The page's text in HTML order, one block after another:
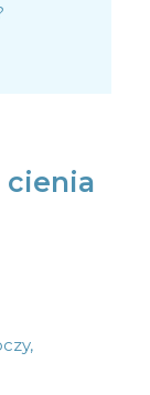
cienia